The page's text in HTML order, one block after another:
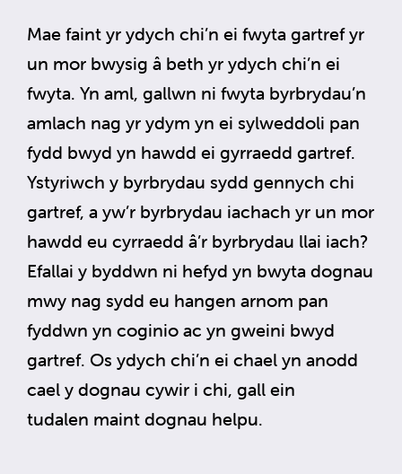
Mae faint yr ydych chi’n ei fwyta gartref yr
un mor bwysig â beth yr ydych chi’n ei
fwyta. Yn aml, gallwn ni fwyta byrbrydau’n
amlach nag yr ydym yn ei sylweddoli pan
fydd bwyd yn hawdd ei gyrraedd gartref.
Ystyriwch y byrbrydau sydd gennych chi
gartref, a yw’r byrbrydau iachach yr un mor
hawdd eu cyrraedd â’r byrbrydau llai iach?
Efallai y byddwn ni hefyd yn bwyta dognau
mwy nag sydd eu hangen arnom pan
fyddwn yn coginio ac yn gweini bwyd
gartref. Os ydych chi’n ei chael yn anodd
cael y dognau cywir i chi, gall ein
tudalen maint dognau helpu.